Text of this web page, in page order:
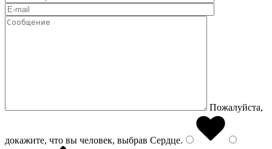
Пожалуйста,
докажите, что вы человек, выбрав Сердце.